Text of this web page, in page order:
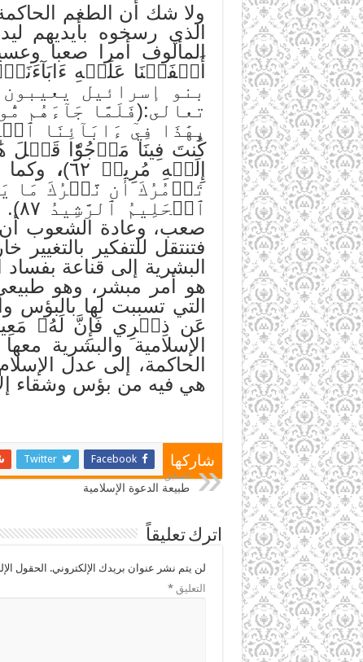
ولا شك أن الطغم
الذي رسخوه بأيديهم
المألوف أمرا صعبا
أَلۡفَيۡنَا عَلَيۡهِ
بنو إسرائيل
تعالى:(فَلَمَّا جَآءَهُم
كُنتَ فِينَا مَرۡجُوّٗا قَبۡلَ
إِلَيۡهِ مُرِيبٖ ٦٢)
،
تَأۡمُرُكَ أَن نَّتۡرُكَ مَا
صعب، وعادة الشعوب أن
فتنتقل للتفكير
البشرية إلى قناعة بفساد
هو أمر مبشر، وهو
التي تسببت لها بالبؤس
عَن ذِكۡرِي فَإِنَّ لَهُۥ
الإسلامية والبشرية
الحاكمة، إلى عدل
هي فيه من بؤس وشقاء
شاركها Facebook
Twitter
السابق
طبيعة الدعوة الإسلامية
اترك تعليقاً
لن يتم نشر عنوان بريدك الإلكتروني. الحقول
التعليق*